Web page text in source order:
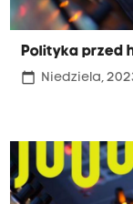
Polityka przed
calendar_today Niedziela,